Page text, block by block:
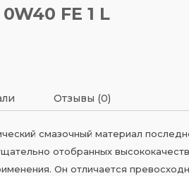
FE 1 L
Отзывы (0)
смазочный материал
отобранных
Он отличается